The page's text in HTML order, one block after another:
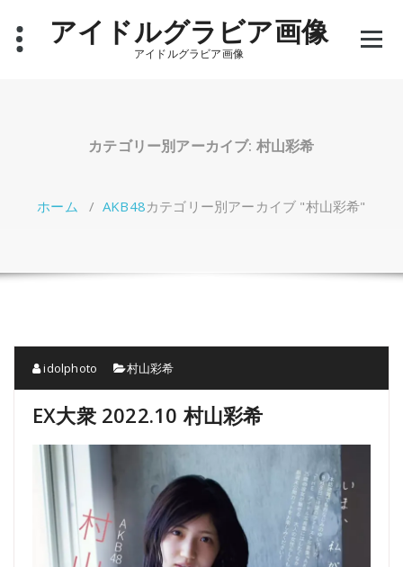
アイドルグラビア画像
アイドルグラビア画像
カテゴリー別アーカイブ: 村山彩希
ホーム /AKB48カテゴリー別アーカイブ "村山彩希"
idolphoto 村山彩希
EX大衆 2022.10 村山彩希